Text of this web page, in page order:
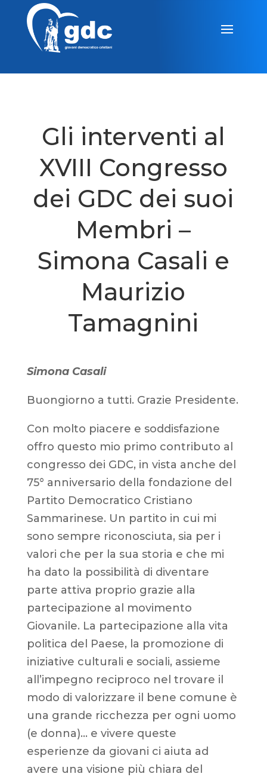
Gli interventi al
XVIII Congresso
dei GDC dei suoi
Membri –
Simona Casali e
Maurizio
Tamagnini
Simona Casali
Buongiorno a tutti. Grazie Presidente.
Con molto piacere e soddisfazione
offro questo mio primo contributo al
congresso dei GDC, in vista anche del
75° anniversario della fondazione del
Partito Democratico Cristiano
Sammarinese. Un partito in cui mi
sono sempre riconosciuta, sia per i
valori che per la sua storia e che mi
ha dato la possibilità di diventare
parte attiva proprio grazie alla
partecipazione al movimento
Giovanile. La partecipazione alla vita
politica del Paese, la promozione di
iniziative culturali e sociali, assieme
all’impegno reciproco nel trovare il
modo di valorizzare il bene comune è
una grande ricchezza per ogni uomo
(e donna)… e vivere queste
esperienze da giovani ci aiuta ad
avere una visione più chiara del